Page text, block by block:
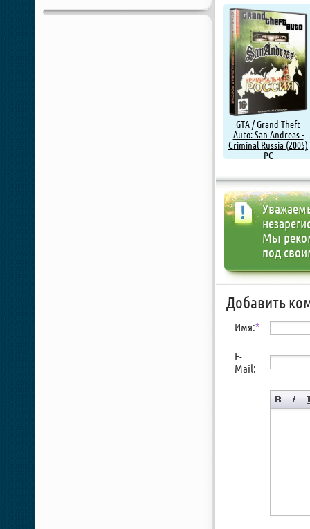
GTA / Grand Theft
Auto: San Andreas -
Criminal Russia (2005)
PC
Мы
под
Добавить
Имя:*
E-
Mail: